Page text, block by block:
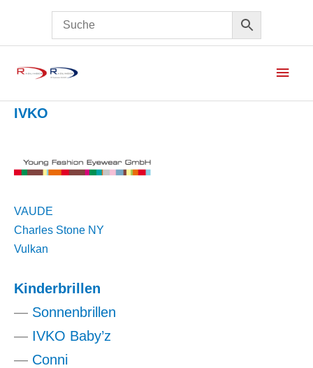
IVKO
VAUDE
Charles Stone NY
Vulkan
Kinderbrillen
— Sonnenbrillen
— IVKO Baby’z
— Conni